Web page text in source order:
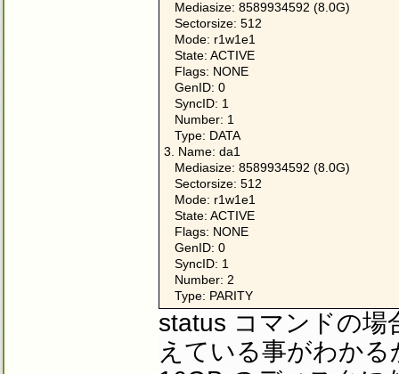
   Mediasize: 8589934592 (8.0G)
   Sectorsize: 512
   Mode: r1w1e1
   State: ACTIVE
   Flags: NONE
   GenID: 0
   SyncID: 1
   Number: 1
   Type: DATA
3. Name: da1
   Mediasize: 8589934592 (8.0G)
   Sectorsize: 512
   Mode: r1w1e1
   State: ACTIVE
   Flags: NONE
   GenID: 0
   SyncID: 1
   Number: 2
   Type: PARITY
status コマンドの場
えている事がわか